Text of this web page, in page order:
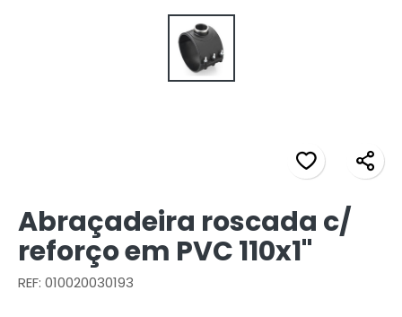
Abraçadeira roscada c/
reforço em PVC 110x1"
REF: 010020030193